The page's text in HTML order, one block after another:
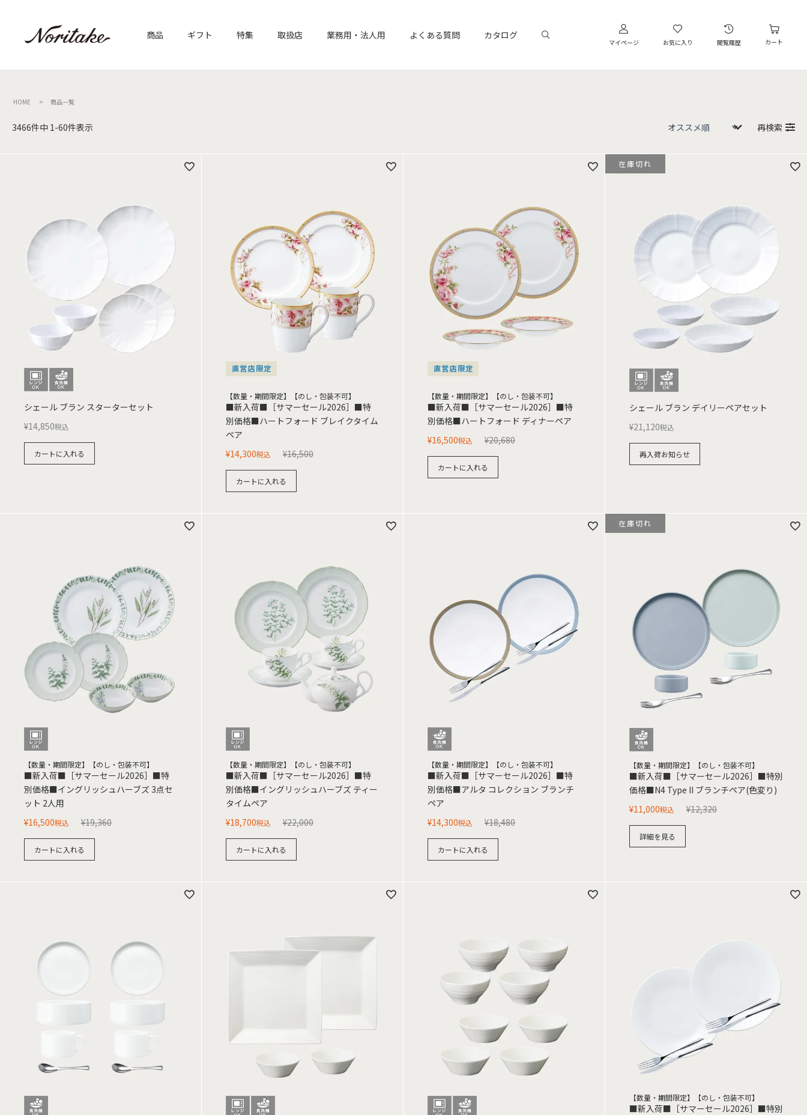
商品 ギフト 特集 取扱店 業務用・法人用 よくある質問 カタログ
マイページ お気に入り 閲覧履歴 カート
HOME 商品一覧
3466件中 1-60件表示 再検索
シェール ブラン スターターセット
¥14,850税込
カートに入れる
直営店限定
【数量・期間限定】【のし・包装不可】
■新入荷■［サマーセール2026］■特
別価格■ハートフォード ブレイクタイム
ペア
¥16,500
¥14,300税込
カートに入れる
直営店限定
【数量・期間限定】【のし・包装不可】
■新入荷■［サマーセール2026］■特
別価格■ハートフォード ディナーペア
¥20,680
¥16,500税込
カートに入れる
シェール ブラン デイリーペアセット
¥21,120税込
再入荷お知らせ
在庫切れ
【数量・期間限定】【のし・包装不可】
■新入荷■［サマーセール2026］■特
別価格■イングリッシュハーブズ 3点セ
ット 2人用
¥19,360
¥16,500税込
カートに入れる
【数量・期間限定】【のし・包装不可】
■新入荷■［サマーセール2026］■特
別価格■イングリッシュハーブズ ティー
タイムペア
¥22,000
¥18,700税込
カートに入れる
【数量・期間限定】【のし・包装不可】
■新入荷■［サマーセール2026］■特
別価格■アルタ コレクション ブランチ
ペア
¥18,480
¥14,300税込
カートに入れる
【数量・期間限定】【のし・包装不可】
■新入荷■［サマーセール2026］■特別
価格■N4 Type II ブランチペア(色変り)
¥12,320
¥11,000税込
詳細を見る
在庫切れ
【数量・期間限定】【のし・包装不可】
■新入荷■［サマーセール2026］■特別